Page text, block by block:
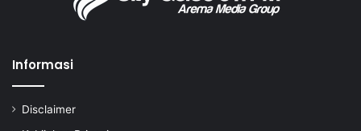
Informasi
Disclaimer